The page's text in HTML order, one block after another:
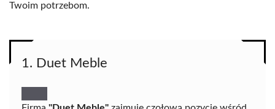
Twoim potrzebom.
1. Duet Meble